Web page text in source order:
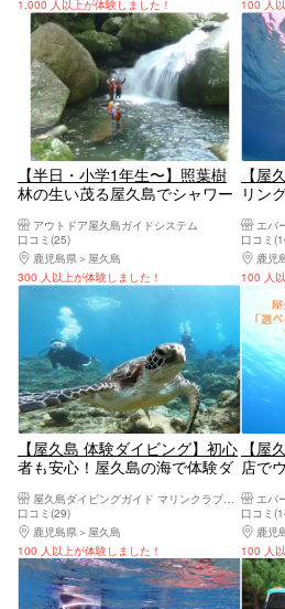
1,000 人以上が体験しました！
100 人
【半日・小学1年生〜】照葉樹
林の生い茂る屋久島でシャワー
アウトドア屋久島ガイドシステム
口コミ(25)
鹿児島県
屋久島
300 人以上が体験しました！
【屋
リン
ガメ
ほど
者OK
ー・
エバ
口コミ
鹿児
100 人
【屋久島 体験ダイビング】初心
者も安心！屋久島の海で体験ダ
き）
口コミ(29)
鹿児島県
屋久島
100 人以上が体験しました！
【屋
店で
長め
初心
「お
ト！
エバ
口コミ
鹿児
100 人